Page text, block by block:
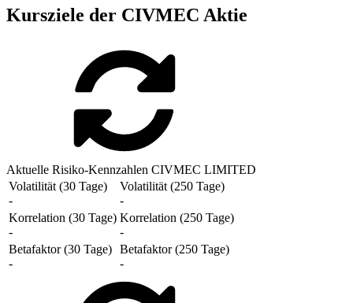
Kursziele der CIVMEC Aktie
Aktuelle Risiko-Kennzahlen CIVMEC LIMITED
Volatilität (30 Tage)
-
Volatilität (250 Tage)
-
Korrelation (30 Tage)
-
Korrelation (250 Tage)
-
Betafaktor (30 Tage)
-
Betafaktor (250 Tage)
-